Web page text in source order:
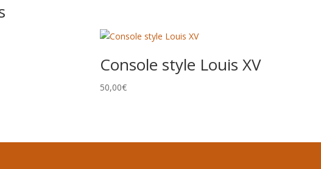
Console style Louis XV
50,00€